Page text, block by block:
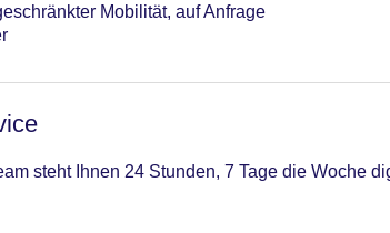
Mobilität, auf Anfrage
steht Ihnen 24 Stunden, 7 Tage die Woche